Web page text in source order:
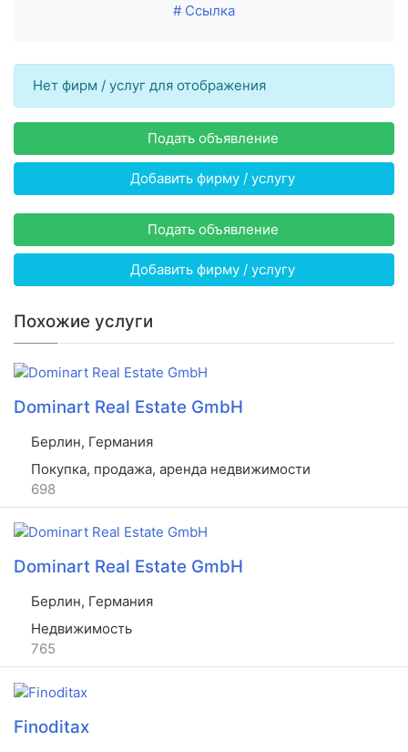
# Ссылка
Нет фирм / услуг для отображения
Подать объявление
Добавить фирму / услугу
Подать объявление
Добавить фирму / услугу
Похожие услуги
Dominart Real Estate GmbH
Берлин, Германия
Покупка, продажа, аренда недвижимости
698
Dominart Real Estate GmbH
Берлин, Германия
Недвижимость
765
Finoditax